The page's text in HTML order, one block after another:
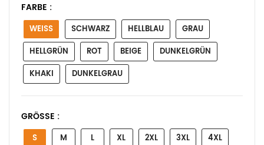
FARBE :
WEISS SCHWARZ HELLBLAU
GRAU
HELLGRÜN
ROT BEIGE
DUNKELGRÜN
KHAKI
DUNKELGRAU
GRÖSSE :
S M L XL 2XL 3XL 4XL